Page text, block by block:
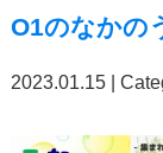
O1のなかの
2023.01.15 |